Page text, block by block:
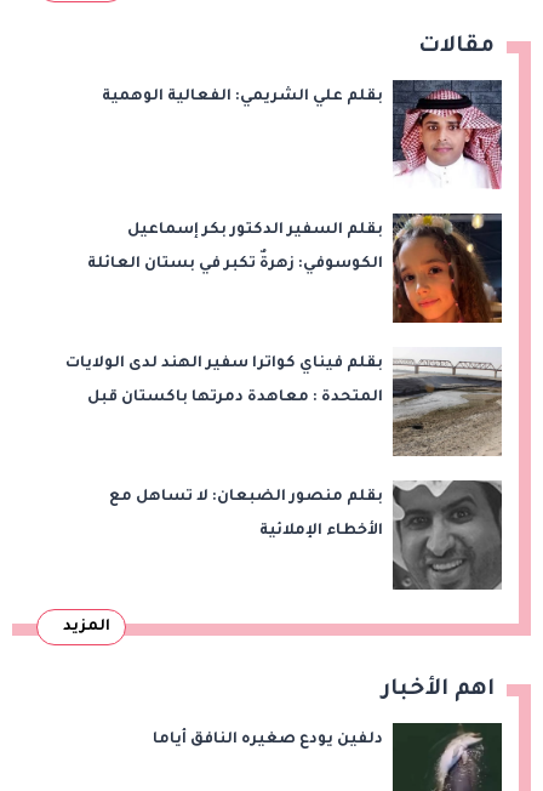
مقالات
بقلم علي الشريمي: الفعالية الوهمية
بقلم السفير الدكتور بكر إسماعيل
الكوسوفي: زهرةٌ تكبر في بستان العائلة
بقلم فيناي كواترا سفير الهند لدى الولايات
المتحدة : معاهدة دمرتها باكستان قبل
بقلم منصور الضبعان: لا تساهل مع
الأخطاء الإملائية
المزيد
اهم الأخبار
دلفين يودع صغيره النافق أياما